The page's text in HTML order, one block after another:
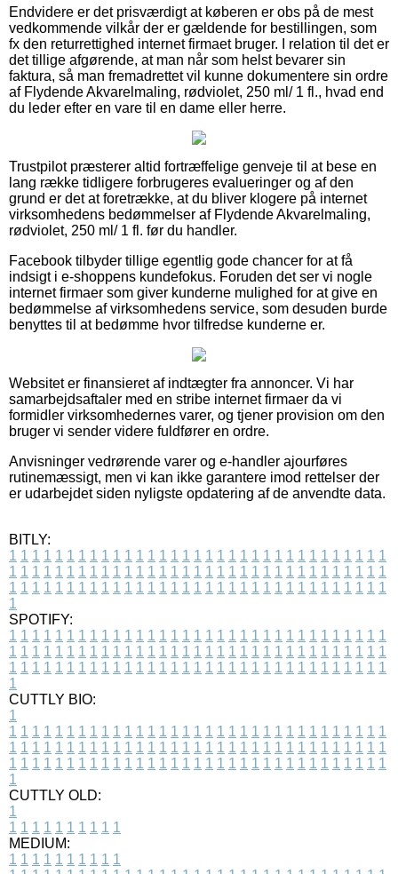
Endvidere er det prisværdigt at køberen er obs på de mest
vedkommende vilkår der er gældende for bestillingen, som
fx den returrettighed internet firmaet bruger. I relation til det er
det tillige afgørende, at man når som helst bevarer sin
faktura, så man fremadrettet vil kunne dokumentere sin ordre
af Flydende Akvarelmaling, rødviolet, 250 ml/ 1 fl., hvad end
du leder efter en vare til en dame eller herre.
Trustpilot præsterer altid fortræffelige genveje til at bese en
lang række tidligere forbrugeres evalueringer og af den
grund er det at foretrække, at du bliver klogere på internet
virksomhedens bedømmelser af Flydende Akvarelmaling,
rødviolet, 250 ml/ 1 fl. før du handler.
Facebook tilbyder tillige egentlig gode chancer for at få
indsigt i e-shoppens kundefokus. Foruden det ser vi nogle
internet firmaer som giver kunderne mulighed for at give en
bedømmelse af virksomhedens service, som desuden burde
benyttes til at bedømme hvor tilfredse kunderne er.
Websitet er finansieret af indtægter fra annoncer. Vi har
samarbejdsaftaler med en stribe internet firmaer da vi
formidler virksomhedernes varer, og tjener provision om den
bruger vi sender videre fuldfører en ordre.
Anvisninger vedrørende varer og e-handler ajourføres
rutinemæssigt, men vi kan ikke garantere imod rettelser der
er udarbejdet siden nyligste opdatering af de anvendte data.
BITLY:
1 1 1 1 1 1 1 1 1 1 1 1 1 1 1 1 1 1 1 1 1 1 1 1 1 1 1 1 1 1 1 1 1
1 1 1 1 1 1 1 1 1 1 1 1 1 1 1 1 1 1 1 1 1 1 1 1 1 1 1 1 1 1 1 1 1
1 1 1 1 1 1 1 1 1 1 1 1 1 1 1 1 1 1 1 1 1 1 1 1 1 1 1 1 1 1 1 1 1
1
SPOTIFY:
1 1 1 1 1 1 1 1 1 1 1 1 1 1 1 1 1 1 1 1 1 1 1 1 1 1 1 1 1 1 1 1 1
1 1 1 1 1 1 1 1 1 1 1 1 1 1 1 1 1 1 1 1 1 1 1 1 1 1 1 1 1 1 1 1 1
1 1 1 1 1 1 1 1 1 1 1 1 1 1 1 1 1 1 1 1 1 1 1 1 1 1 1 1 1 1 1 1 1
1
CUTTLY BIO:
1
1 1 1 1 1 1 1 1 1 1 1 1 1 1 1 1 1 1 1 1 1 1 1 1 1 1 1 1 1 1 1 1 1
1 1 1 1 1 1 1 1 1 1 1 1 1 1 1 1 1 1 1 1 1 1 1 1 1 1 1 1 1 1 1 1 1
1 1 1 1 1 1 1 1 1 1 1 1 1 1 1 1 1 1 1 1 1 1 1 1 1 1 1 1 1 1 1 1 1
1
CUTTLY OLD:
1
1 1 1 1 1 1 1 1 1 1
MEDIUM:
1 1 1 1 1 1 1 1 1 1